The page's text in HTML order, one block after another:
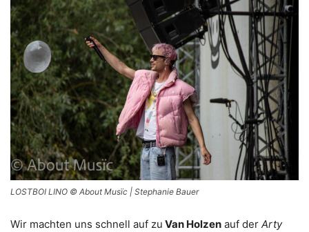
LOSTBOI LINO © About Musïc | Stephanie Bauer
Wir machten uns schnell auf zu Van Holzen auf der Arty